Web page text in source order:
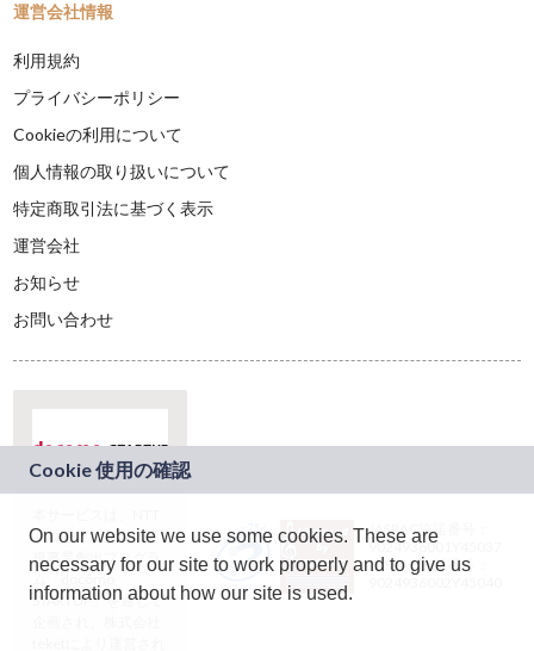
運営会社情報
利用規約
プライバシーポリシー
Cookieの利用について
個人情報の取り扱いについて
特定商取引法に基づく表示
運営会社
お知らせ
お問い合わせ
ドコモグループの新
規事業創出プログラ
ム「docomo
STARTUP」を通じて
JASRAC許諾番号：
9024936001Y45037
JASRAC許諾番号：
On our website we use some cookies. These are
necessary for our site to work properly and to give us
information about how our site is used.